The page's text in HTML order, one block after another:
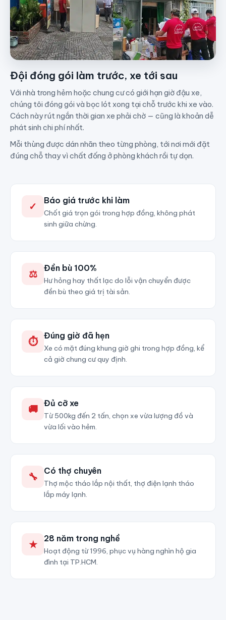
Đội đóng gói làm trước, xe tới sau
Với nhà trong hẻm hoặc chung cư có giới hạn giờ đậu xe,
chúng tôi đóng gói và bọc lót xong tại chỗ trước khi xe vào.
Cách này rút ngắn thời gian xe phải chờ — cũng là khoản dễ
phát sinh chi phí nhất.
Mỗi thùng được dán nhãn theo từng phòng, tới nơi mới đặt
đúng chỗ thay vì chất đống ở phòng khách rồi tự dọn.
✓ Báo giá trước khi làm
Chốt giá trọn gói trong hợp đồng, không phát
sinh giữa chừng.
⚖ Đền bù 100%
Hư hỏng hay thất lạc do lỗi vận chuyển được
đền bù theo giá trị tài sản.
⏱ Đúng giờ đã hẹn
Xe có mặt đúng khung giờ ghi trong hợp đồng, kể
cả giờ chung cư quy định.
🚚 Đủ cỡ xe
Từ 500kg đến 2 tấn, chọn xe vừa lượng đồ và
vừa lối vào hẻm.
🔧 Có thợ chuyên
Thợ mộc tháo lắp nội thất, thợ điện lạnh tháo
lắp máy lạnh.
★ 28 năm trong nghề
Hoạt động từ 1996, phục vụ hàng nghìn hộ gia
đình tại TP.HCM.